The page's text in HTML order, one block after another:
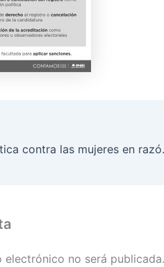
En México,
electrónico no será publicada.